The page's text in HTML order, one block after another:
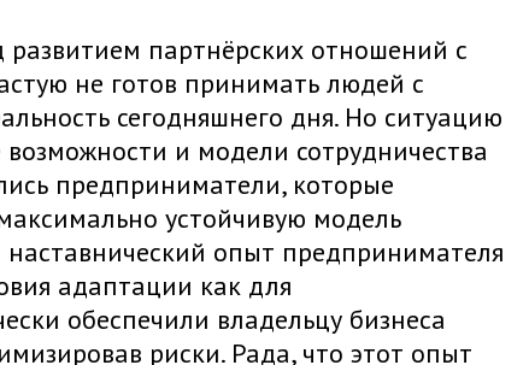
партнёрских отношений с
не готов принимать людей с
сегодняшнего дня. Но ситуацию
и модели сотрудничества
предприниматели, которые
устойчивую модель
опыт предпринимателя
адаптации как для
обеспечили владельцу бизнеса
риски. Рада, что этот опыт